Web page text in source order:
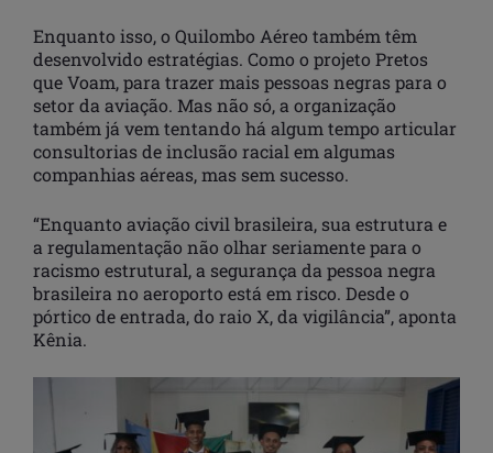
Enquanto isso, o Quilombo Aéreo também têm
desenvolvido estratégias. Como o projeto Pretos
que Voam, para trazer mais pessoas negras para o
setor da aviação. Mas não só, a organização
também já vem tentando há algum tempo articular
consultorias de inclusão racial em algumas
companhias aéreas, mas sem sucesso.
“Enquanto aviação civil brasileira, sua estrutura e
a regulamentação não olhar seriamente para o
racismo estrutural, a segurança da pessoa negra
brasileira no aeroporto está em risco. Desde o
pórtico de entrada, do raio X, da vigilância”, aponta
Kênia.